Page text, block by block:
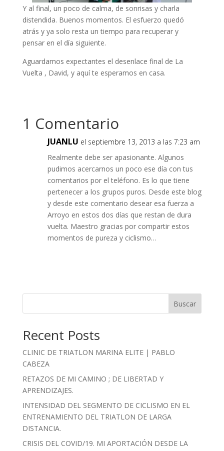
Y al final, un poco de calma, de sonrisas y charla
distendida. Buenos momentos. El esfuerzo quedó
atrás y ya solo resta un tiempo para recuperar y
pensar en el día siguiente.
Aguardamos expectantes el desenlace final de La
Vuelta , David, y aquí te esperamos en casa.
1 Comentario
JUANLU el septiembre 13, 2013 a las 7:23 am
Realmente debe ser apasionante. Algunos
pudimos acercarnos un poco ese día con tus
comentarios por el teléfono. Es lo que tiene
pertenecer a los grupos puros. Desde este blog
y desde este comentario desear esa fuerza a
Arroyo en estos dos días que restan de dura
vuelta. Maestro gracias por compartir estos
momentos de pureza y ciclismo…
Buscar
Recent Posts
CLINIC DE TRIATLON MARINA ELITE | PABLO
CABEZA
RETAZOS DE MI CAMINO ; DE LIBERTAD Y
APRENDIZAJES.
INTENSIDAD DEL SEGMENTO DE CICLISMO EN EL
ENTRENAMIENTO DEL TRIATLON DE LARGA
DISTANCIA.
CRISIS DEL COVID/19. MI APORTACIÓN DESDE LA